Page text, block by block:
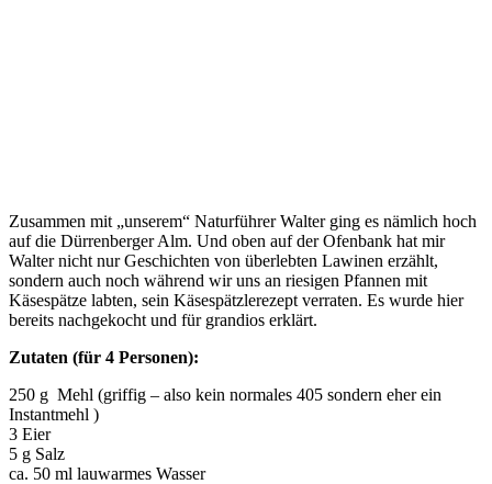
Zusammen mit „unserem“ Naturführer Walter ging es nämlich hoch
auf die Dürrenberger Alm. Und oben auf der Ofenbank hat mir
Walter nicht nur Geschichten von überlebten Lawinen erzählt,
sondern auch noch während wir uns an riesigen Pfannen mit
Käsespätze labten, sein Käsespätzlerezept verraten. Es wurde hier
bereits nachgekocht und für grandios erklärt.
Zutaten (für 4 Personen):
250 g Mehl (griffig – also kein normales 405 sondern eher ein
Instantmehl )
3 Eier
5 g Salz
ca. 50 ml lauwarmes Wasser